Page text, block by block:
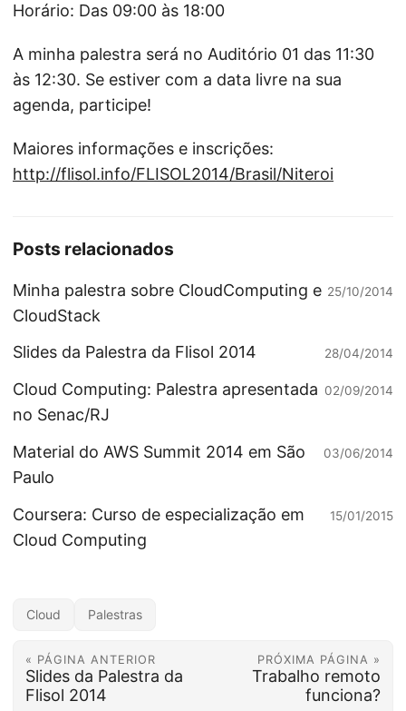
Horário: Das 09:00 às 18:00
A minha palestra será no Auditório 01 das 11:30
às 12:30. Se estiver com a data livre na sua
agenda, participe!
Maiores informações e inscrições:
http://flisol.info/FLISOL2014/Brasil/Niteroi
Posts relacionados
Minha palestra sobre CloudComputing e
CloudStack
25/10/2014
Slides da Palestra da Flisol 2014 28/04/2014
Cloud Computing: Palestra apresentada
no Senac/RJ
02/09/2014
Material do AWS Summit 2014 em São
Paulo
03/06/2014
Coursera: Curso de especialização em
Cloud Computing
15/01/2015
Cloud Palestras
« PÁGINA ANTERIOR
Slides da Palestra da
Flisol 2014
PRÓXIMA PÁGINA »
Trabalho remoto
funciona?